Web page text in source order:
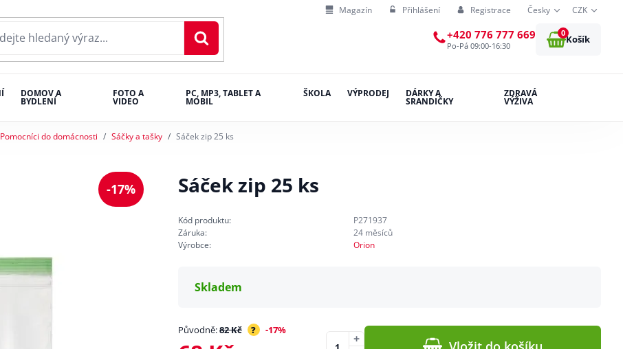
Magazín Přihlášení Registrace Česky CZK
+420 776 777 669
Po-Pá 09:00-16:30
0
Košík
DOMOV A
BYDLENÍ
FOTO A
VIDEO
PC, MP3, TABLET A
MOBIL
ŠKOLA VÝPRODEJ DÁRKY A
SRANDIČKY
ZDRAVÁ
VÝŽIVA
Pomocníci do domácnosti Sáčky a tašky Sáček zip 25 ks
-17% Sáček zip 25 ks
Kód produktu:
P271937
Záruka:
24 měsíců
Výrobce:
Orion
Skladem
Původně:82 Kč ? -17%
+